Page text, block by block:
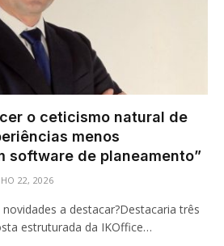
o ceticismo natural de
menos
software de planeamento”
22, 2026
a destacar?Destacaria três
estruturada da IKOffice…